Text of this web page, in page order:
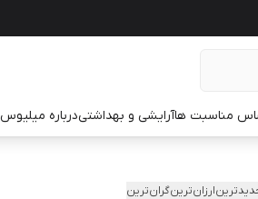
مناسبت هاآرایشی و بهداشتیدرباره میلیوس
ارزان‌ترینگران‌ترین